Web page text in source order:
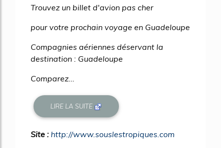
Trouvez un billet d'avion pas cher
pour votre prochain voyage en Guadeloupe
Compagnies aériennes déservant la
destination : Guadeloupe
Comparez...
LIRE LA SUITE
Site : http://www.souslestropiques.com